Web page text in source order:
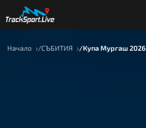
Начало СЪБИТИЯ Купа Мургаш 2026